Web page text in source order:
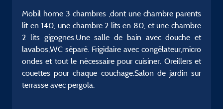
Mobil home 3 chambres ,dont une chambre parents
lit en 140, une chambre 2 lits en 80, et une chambre
2 lits gigognes.Une salle de bain avec douche et
lavabos,WC séparé. Frigidaire avec congélateur,micro
ondes et tout le nécessaire pour cuisiner. Oreillers et
couettes pour chaque couchage.Salon de jardin sur
terrasse avec pergola.